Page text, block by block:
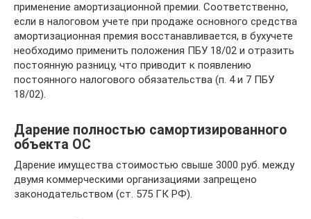
применение амортизационной премии. Соответственно,
если в налоговом учете при продаже основного средства
амортизационная премия восстанавливается, в бухучете
необходимо применить положения ПБУ 18/02 и отразить
постоянную разницу, что приводит к появлению
постоянного налогового обязательства (п. 4 и 7 ПБУ
18/02).
Дарение полностью самортизированного
объекта ОС
Дарение имущества стоимостью свыше 3000 руб. между
двумя коммерческими организациями запрещено
законодательством (ст. 575 ГК РФ).